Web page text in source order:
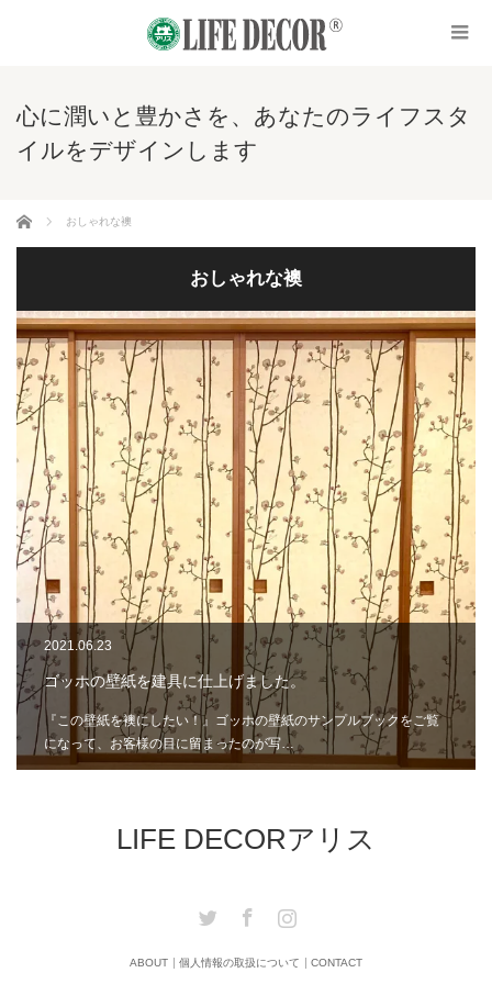
心に潤いと豊かさを、あなたのライフスタ
イルをデザインします
ホーム おしゃれな襖
おしゃれな襖
2021.06.23
ゴッホの壁紙を建具に仕上げました。
『この壁紙を襖にしたい！』ゴッホの壁紙のサンプルブックをご覧
になって、お客様の目に留まったのが写…
LIFE DECORアリス
Twitter Facebook
ABOUT 個人情報の取扱について CONTACT